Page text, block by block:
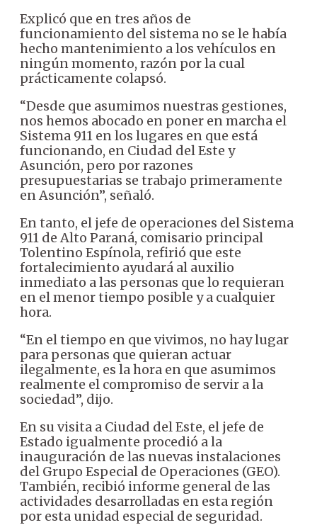
Explicó que en tres años de
funcionamiento del sistema no se le había
hecho mantenimiento a los vehículos en
ningún momento, razón por la cual
prácticamente colapsó.
“Desde que asumimos nuestras gestiones,
nos hemos abocado en poner en marcha el
Sistema 911 en los lugares en que está
funcionando, en Ciudad del Este y
Asunción, pero por razones
presupuestarias se trabajo primeramente
en Asunción”, señaló.
En tanto, el jefe de operaciones del Sistema
911 de Alto Paraná, comisario principal
Tolentino Espínola, refirió que este
fortalecimiento ayudará al auxilio
inmediato a las personas que lo requieran
en el menor tiempo posible y a cualquier
hora.
“En el tiempo en que vivimos, no hay lugar
para personas que quieran actuar
ilegalmente, es la hora en que asumimos
realmente el compromiso de servir a la
sociedad”, dijo.
En su visita a Ciudad del Este, el jefe de
Estado igualmente procedió a la
inauguración de las nuevas instalaciones
del Grupo Especial de Operaciones (GEO).
También, recibió informe general de las
actividades desarrolladas en esta región
por esta unidad especial de seguridad.